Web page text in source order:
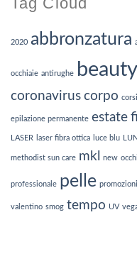
2020 abbronzatura
occhiaie antirughe
coronavirus corpo corsi
epilazione permanente estate
LASER laser fibra ottica luce blu
methodist sun care mkl new
professionale pelle promozioni
valentino smog tempo UV